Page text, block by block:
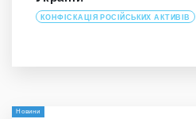
КОНФІСКАЦІЯ РОСІЙСЬКИХ АКТИВІВ
Новини